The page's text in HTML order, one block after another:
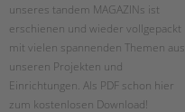
Impressum
Datenschutz
Hinweisgebersystem
Intranet
unseres tandem MAGAZINs ist
erschienen und wieder vollgepackt
mit vielen spannenden Themen aus
unseren Projekten und
Einrichtungen. Als PDF schon hier
zum kostenlosen Download!